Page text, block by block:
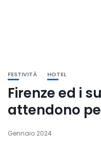
FESTIVITÀ HOTEL
Firenze ed i
attendono
Gennaio 2024